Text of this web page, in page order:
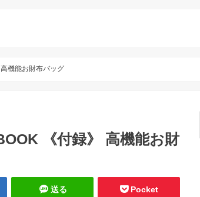
機能お財布バッグ
《付録》 高機能お財
送る Pocket